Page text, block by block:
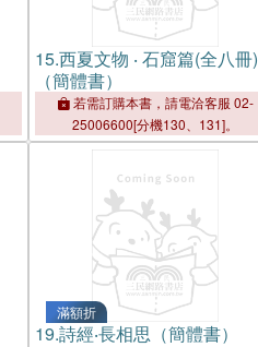
15.西夏文物 ‧ 石窟篇(全八冊)
（簡體書）
若需訂購本書，請電洽客服 02-
25006600[分機130、131]。
滿額折
19.詩經‧長相思（簡體書）